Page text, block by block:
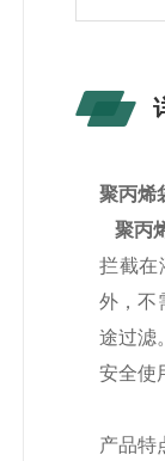
聚丙烯
聚丙
拦截在
外，不
途过滤
安全使
产品特